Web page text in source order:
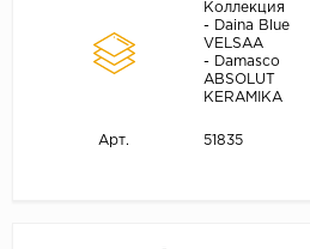
Коллекция
- Daina Blue
VELSAA
- Damasco
ABSOLUT
KERAMIKA
Арт. 51835